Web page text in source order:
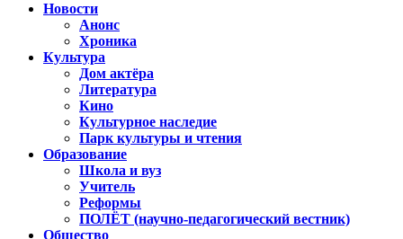
Новости
Анонс
Хроника
Культура
Дом актёра
Литература
Кино
Культурное наследие
Парк культуры и чтения
Образование
Школа и вуз
Учитель
Реформы
ПОЛЁТ (научно-педагогический вестник)
Общество